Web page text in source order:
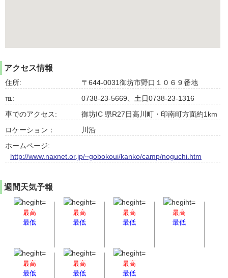
アクセス情報
住所:
〒644-0031御坊市野口１０６９番地
℡:
0738-23-5669、土日0738-23-1316
車でのアクセス:
御坊IC 県R27日高川町・印南町方面約1km
ロケーション：
川沿
ホームページ:
http://www.naxnet.or.jp/~gobokoui/kanko/camp/noguchi.htm
週間天気予報
最高
最低
最高
最低
最高
最低
最高
最低
最高
最低
最高
最低
最高
最低